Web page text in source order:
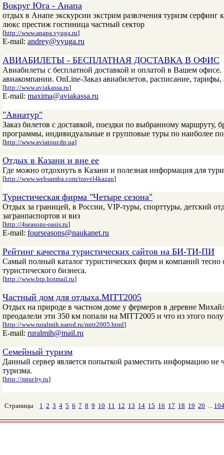
Вокруг Юга - Анапа
отдых в Анапе экскурсии экстрим развлчения туризм
люкс престиж гостиница частный сектор
[http://www.anapa.vyuga.ru]
E-mail: andrey@vyuga.ru
АВИАБИЛЕТЫ - БЕСПЛАТНАЯ ДОСТАВКА В ОФИС
Авиабилеты с бесплатной доставкой и оплатой в Вашем
авиакомпании. OnLine-Заказ авиабилетов, расписание,
[http://www.aviakassa.ru]
E-mail: maxima@aviakassa.ru
"Авиатур"
Заказ билетов с доставкой, поездки по выбранному маршруту,
программы, индивидуальные и групповые туры по наиболее
[http://www.aviatour.dp.ua]
Отдых в Казани и вне ее
Где можно отдохнуть в Казани и полезная информация для
[http://www.websamba.com/travel4kazan]
Туристическая фирма "Четыре сезона"
Отдых за границей, в России, VIP-туры, спорттуры, детский
загранпаспортов и виз
[http://4seasons-oasis.ru]
E-mail: fourseasons@naukanet.ru
Рейтинг качества туристических сайтов на БИ-ТИ-ПИ
Самый полный каталог туристических фирм и компаний тесно
туристического бизнеса.
[http://www.btp.hotmail.ru]
Частный дом для отдыха.MITT2005
Отдых на природе в частном доме у фермеров в деревне
преодалели эти 350 км попали на MITT2005 и что из этого
[http://www.ruralmih.narod.ru/mitt2005.html]
E-mail: ruralmih@mail.ru
Семейный туризм
Данный сервер является попыткой разместить информацию не
туризма.
[http://mtur.by.ru]
Страницы 1 2 3 4 5 6 7 8 9 10 11 12 13 14 15 16 17 18 19 20 ... 104